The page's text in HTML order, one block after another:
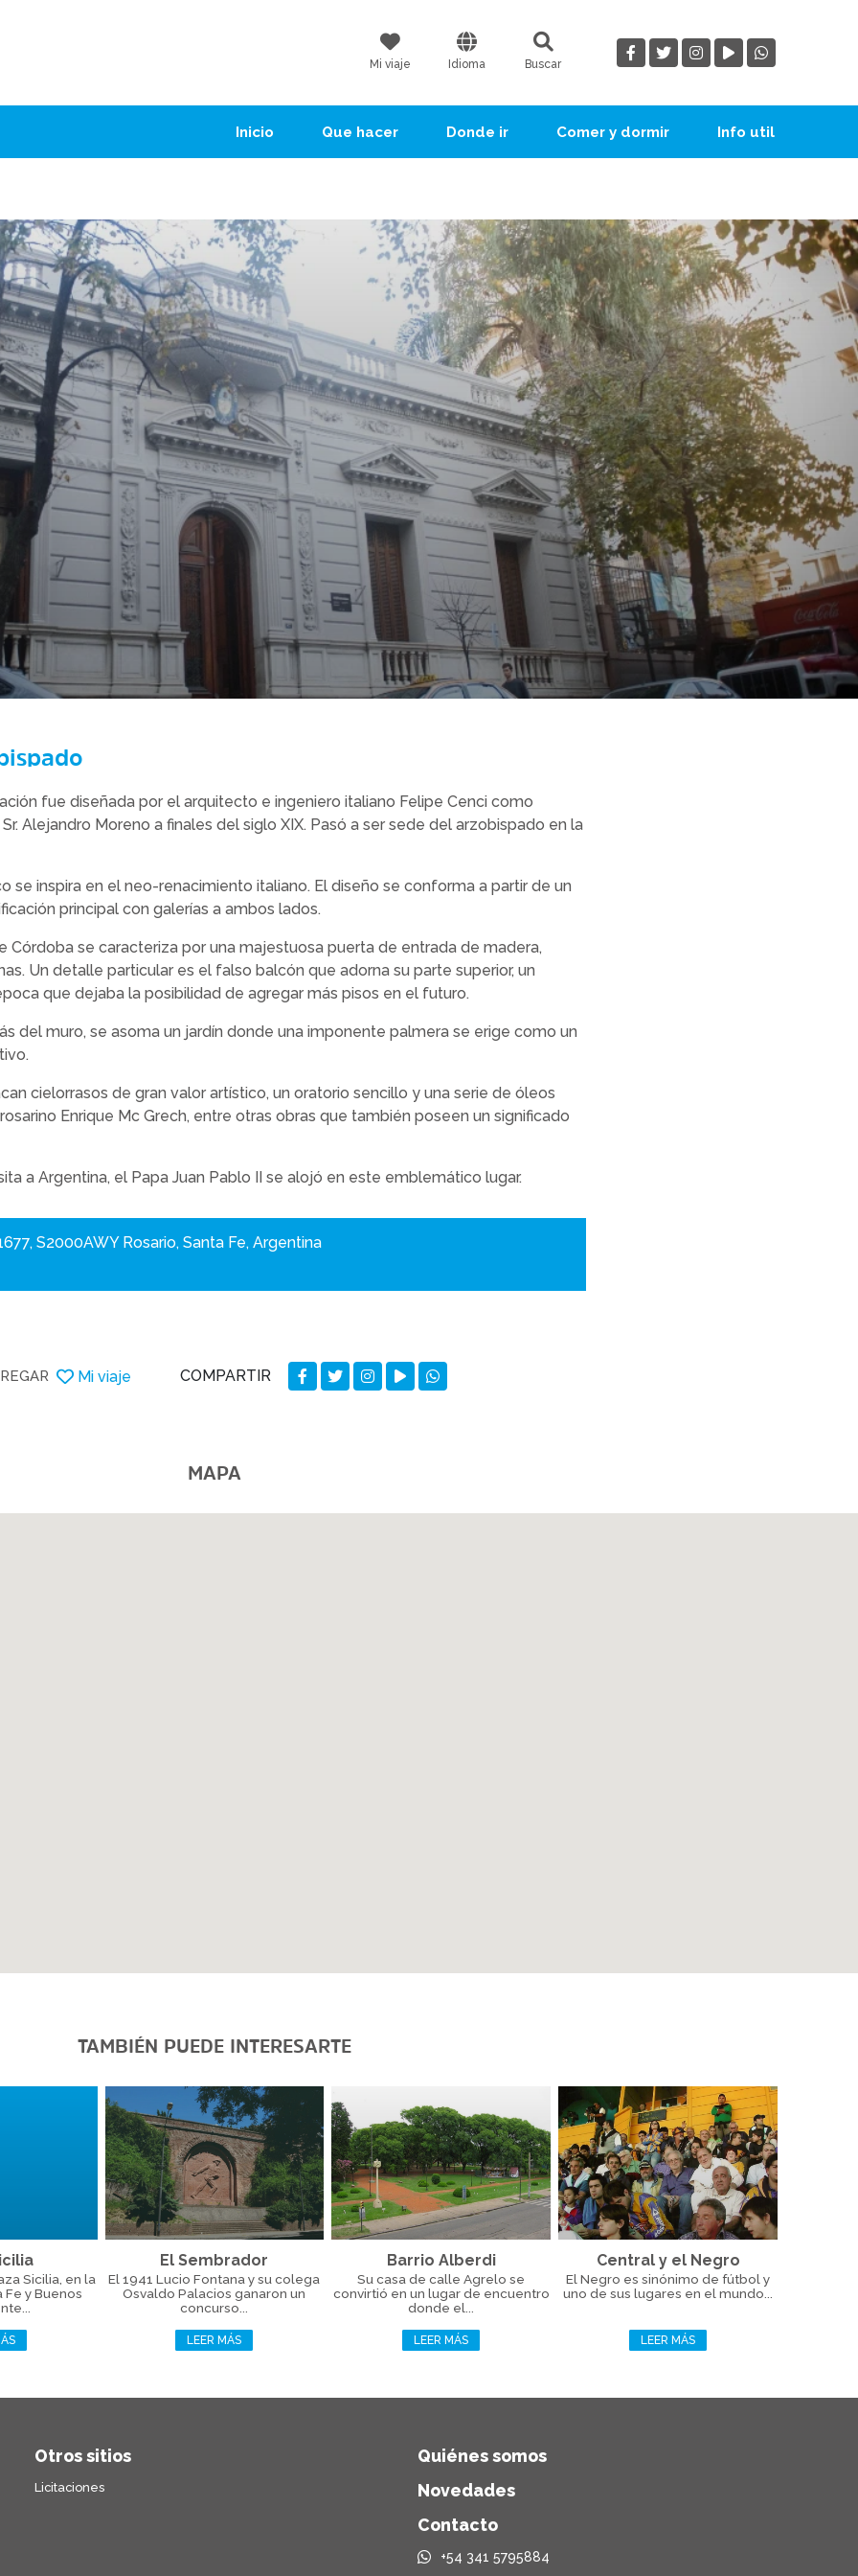
Mi viaje Idioma Buscar
Inicio Que hacer Donde ir Comer y dormir Info util
fue diseñada por el arquitecto e ingeniero italiano Felipe Cenci como
Alejandro Moreno a finales del siglo XIX. Pasó a ser sede del arzobispado en la
se inspira en el neo-renacimiento italiano. El diseño se conforma a partir de un
principal con galerías a ambos lados.
Córdoba se caracteriza por una majestuosa puerta de entrada de madera,
Un detalle particular es el falso balcón que adorna su parte superior, un
que dejaba la posibilidad de agregar más pisos en el futuro.
del muro, se asoma un jardín donde una imponente palmera se erige como un
cielorrasos de gran valor artístico, un oratorio sencillo y una serie de óleos
Enrique Mc Grech, entre otras obras que también poseen un significado
a Argentina, el Papa Juan Pablo II se alojó en este emblemático lugar.
S2000AWY Rosario, Santa Fe, Argentina
Mi viaje COMPARTIR
MAPA
TAMBIÉN PUEDE INTERESARTE
Sicilia, en la
Fe y Buenos
El Sembrador
El 1941 Lucio Fontana y su colega
Osvaldo Palacios ganaron un
concurso...
LEER MÁS
Barrio Alberdi
Su casa de calle Agrelo se
convirtió en un lugar de encuentro
donde el...
LEER MÁS
Central y el Negro
El Negro es sinónimo de fútbol y
uno de sus lugares en el mundo...
LEER MÁS
Otros sitios
Licitaciones
Quiénes somos
Novedades
Contacto
+54 341 5795884